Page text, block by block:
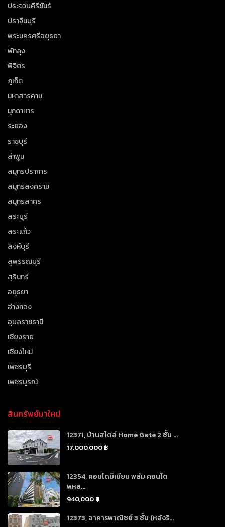
ประจวบคีรีขันธ์
ปราจีนบุรี
พระนครศรีอยุธยา
พัทลุง
พิจิตร
ภูเก็ต
มหาสารคาม
มุกดาหาร
ระยอง
ราชบุรี
ลำพูน
สมุทรปราการ
สมุทรสงคราม
สมุทรสาคร
สระบุรี
สระแก้ว
สิงห์บุรี
สุพรรณบุรี
สุรินทร์
อยุธยา
อ่างทอง
อุบลราชธานี
เชียงราย
เชียงใหม่
เพชรบุรี
เพชรบูรณ์
สินทรัพย์มาใหม่
12371, บ้านสไตล์ Home Gate 2 ชั้น ...
17,000,000 ฿
12354, คอนโดมิเนียม พลัม คอนโด
พหล...
940,000 ฿
12373, อาคารพาณิชย์ 3 ชั้น (หลังริ...